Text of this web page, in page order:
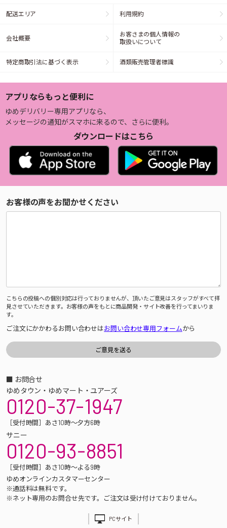
配送エリア 利用規約
会社概要
お客さまの個人情報の
取扱いについて
特定商取引法に基づく表示 酒類販売管理者標識
アプリならもっと便利に
ゆめデリバリー専用アプリなら、
メッセージの通知がスマホに来るので、さらに便利。
ダウンロードはこちら
お客様の声をお聞かせください
こちらの投稿への個別対応は行っておりませんが、頂いたご意見はスタッフがすべて拝
見させていただきます。お客様の声をもとに商品開発・サイト改善を行ってまいりま
す。
ご注文にかかわるお問い合わせはお問い合わせ専用フォームから
■ お問合せ
ゆめタウン・ゆめマート・ユアーズ
0120-37-1947
［受付時間］あさ10時～夕方6時
サニー
0120-93-8851
［受付時間］あさ10時～よる9時
ゆめオンラインカスタマーセンター
※通話料は無料です。
※ネット専用のお問合せ先です。ご注文は受け付けておりません。
PCサイト